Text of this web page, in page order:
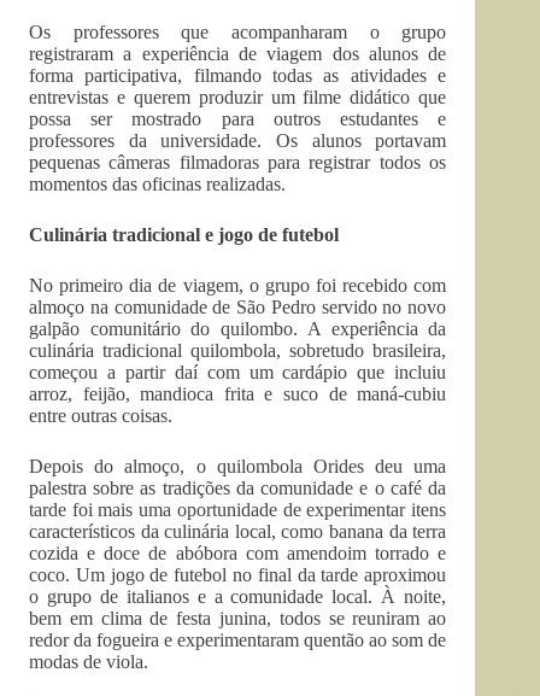
Os professores que acompanharam o grupo
registraram a experiência de viagem dos alunos de
forma participativa, filmando todas as atividades e
entrevistas e querem produzir um filme didático que
possa ser mostrado para outros estudantes e
professores da universidade. Os alunos portavam
pequenas câmeras filmadoras para registrar todos os
momentos das oficinas realizadas.
Culinária tradicional e jogo de futebol
No primeiro dia de viagem, o grupo foi recebido com
almoço na comunidade de São Pedro servido no novo
galpão comunitário do quilombo. A experiência da
culinária tradicional quilombola, sobretudo brasileira,
começou a partir daí com um cardápio que incluiu
arroz, feijão, mandioca frita e suco de maná-cubiu
entre outras coisas.
Depois do almoço, o quilombola Orides deu uma
palestra sobre as tradições da comunidade e o café da
tarde foi mais uma oportunidade de experimentar itens
característicos da culinária local, como banana da terra
cozida e doce de abóbora com amendoim torrado e
coco. Um jogo de futebol no final da tarde aproximou
o grupo de italianos e a comunidade local. À noite,
bem em clima de festa junina, todos se reuniram ao
redor da fogueira e experimentaram quentão ao som de
modas de viola.